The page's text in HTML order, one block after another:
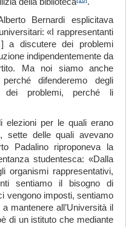
Bernardi esplicitava
«I rappresentanti
a discutere dei problemi
indipendentemente da
Ma noi siamo anche
difenderemo degli
dei problemi, perché li
elezioni per le quali erano
sette delle quali avevano
Padalino riproponeva la
studentesca: «Dalla
organismi rappresentativi,
sentiamo il bisogno di
vengono imposti, sentiamo
mantenere all’Università il
di un istituto che mediante